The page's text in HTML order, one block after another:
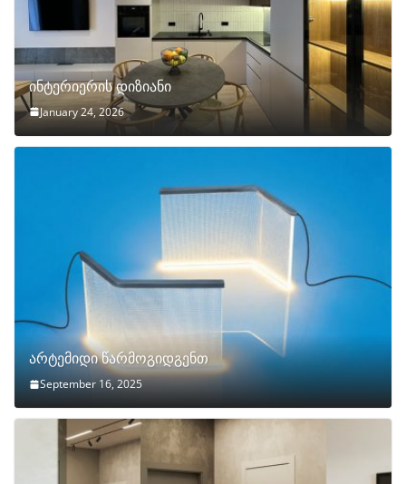
ინტერიერის დიზიანი
January 24, 2026
არტემიდი წარმოგიდგენთ
September 16, 2025